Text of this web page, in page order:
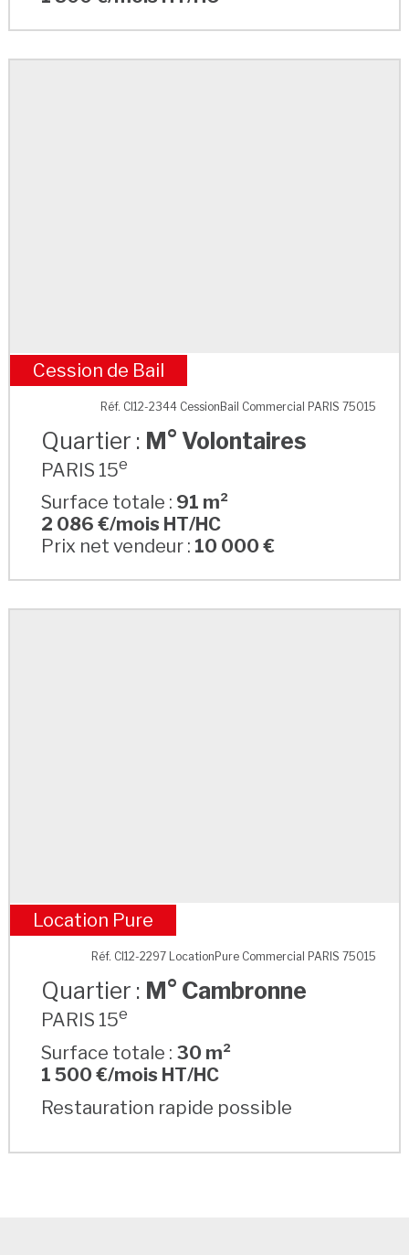
M° Volontaires
Cession de Bail
Réf. CI12-2344 CessionBail Commercial PARIS 75015
Quartier : M° Volontaires
PARIS 15e
Surface totale : 91 m²
2 086 €/mois HT/HC
Prix net vendeur : 10 000 €
M° Cambronne
Location Pure
Réf. CI12-2297 LocationPure Commercial PARIS 75015
Quartier : M° Cambronne
PARIS 15e
Surface totale : 30 m²
1 500 €/mois HT/HC
Restauration rapide possible